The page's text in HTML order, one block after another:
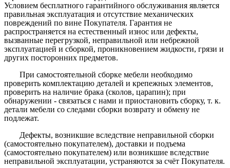
Условием бесплатного гарантийного обслуживания является
правильная эксплуатация и отсутствие механических
повреждений по вине Покупателя. Гарантия не
распространяется на естественный износ или дефекты,
вызванные перегрузкой, неправильной или небрежной
эксплуатацией и сборкой, проникновением жидкости, грязи и
других посторонних предметов.
При самостоятельной сборке мебели необходимо
проверить комплектацию деталей и крепежных элементов,
проверить на наличие брака (сколов, царапин); при
обнаружении - связаться с нами и приостановить сборку, т. к.
детали мебели со следами сборки возврату и обмену не
подлежат.
Дефекты, возникшие вследствие неправильной сборки
(самостоятельно покупателем), доставки и подъема
(самостоятельно покупателем) или возникшие вследствие
неправильной эксплуатации, устраняются за счёт Покупателя.